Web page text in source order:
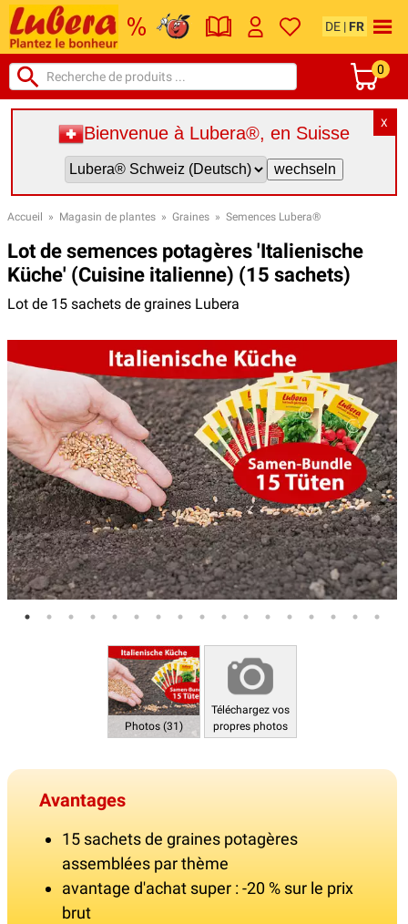
DE | FR
0
X
Bienvenue à Lubera®, en Suisse
Accueil » Magasin de plantes » Graines » Semences Lubera®
Lot de semences potagères 'Italienische
Küche' (Cuisine italienne) (15 sachets)
Lot de 15 sachets de graines Lubera
Photos (31)
Téléchargez vos
propres photos
Avantages
15 sachets de graines potagères
assemblées par thème
avantage d'achat super : -20 % sur le prix
brut